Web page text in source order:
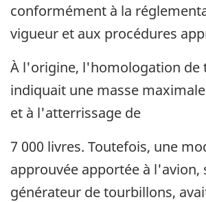
conformément à la
vigueur et aux procédures
À l'origine, l'homologation de
indiquait une masse
et à l'atterrissage de
7 000 livres. Toutefois, une
approuvée apportée à l'avion,
générateur de tourbillons,